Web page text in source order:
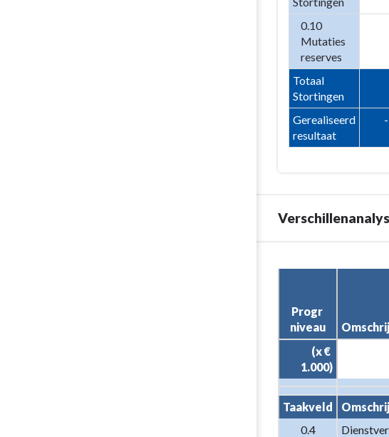
0.10
Mutaties
reserves
Totaal
Stortingen
Gerealiseerd
resultaat
Programma
Overhead
Verschillenanalyse
2025
Progr
niveau
(x €
1.000)
Taakveld
0.4